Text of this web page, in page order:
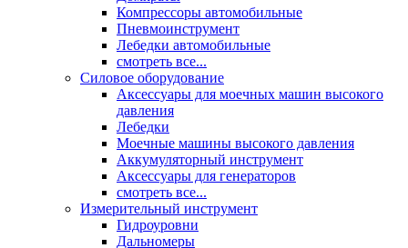
Компрессоры автомобильные
Пневмоинструмент
Лебедки автомобильные
смотреть все...
Силовое оборудование
Аксессуары для моечных машин высокого
давления
Лебедки
Моечные машины высокого давления
Аккумуляторный инструмент
Аксессуары для генераторов
смотреть все...
Измерительный инструмент
Гидроуровни
Дальномеры